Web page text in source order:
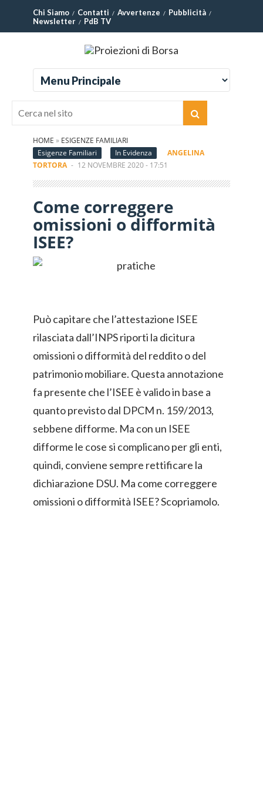
Chi Siamo Contatti Avvertenze
Pubblicità
Newsletter
PdB TV
HOME » ESIGENZE FAMILIARI
Esigenze Familiari
In Evidenza
ANGELINA
TORTORA - 12 NOVEMBRE 2020 - 17:51
Come correggere
omissioni o difformità
ISEE?
Può capitare che l’attestazione ISEE
rilasciata dall’INPS riporti la dicitura
omissioni o difformità del reddito o del
patrimonio mobiliare. Questa annotazione
fa presente che l’ISEE è valido in base a
quanto previsto dal DPCM n. 159/2013,
sebbene difforme. Ma con un ISEE
difforme le cose si complicano per gli enti,
quindi, conviene sempre rettificare la
dichiarazione DSU. Ma come correggere
omissioni o difformità ISEE? Scopriamolo.